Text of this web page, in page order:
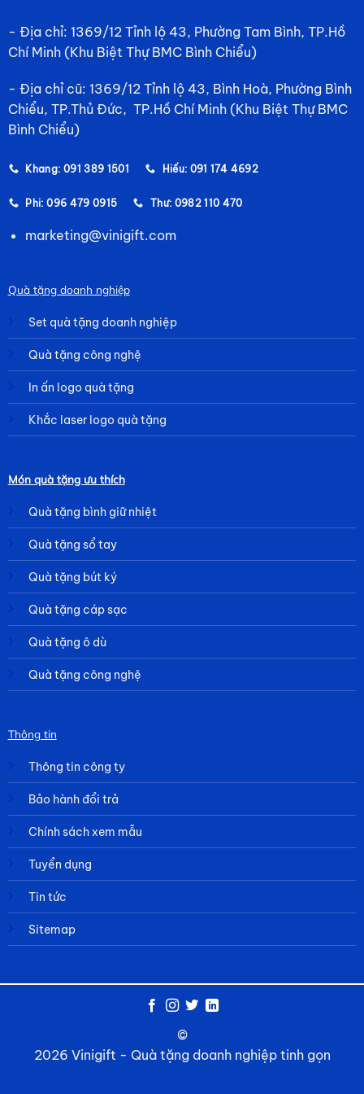
- Địa chỉ: 1369/12 Tỉnh lộ 43, Phường Tam Bình, TP.Hồ
Chí Minh (Khu Biệt Thự BMC Bình Chiểu)
- Địa chỉ cũ: 1369/12 Tỉnh lộ 43, Bình Hoà, Phường Bình
Chiểu, TP.Thủ Đức, TP.Hồ Chí Minh (Khu Biệt Thự BMC
Bình Chiểu)
Khang: 091 389 1501 Hiếu: 091 174 4692
Phi: 096 479 0915 Thư: 0982 110 470
marketing@vinigift.com
Quà tặng doanh nghiệp
Set quà tặng doanh nghiệp
Quà tặng công nghệ
In ấn logo quà tặng
Khắc laser logo quà tặng
Món quà tặng ưu thích
Quà tặng bình giữ nhiệt
Quà tặng sổ tay
Quà tặng bút ký
Quà tặng cáp sạc
Quà tặng ô dù
Quà tặng công nghệ
Thông tin
Thông tin công ty
Bảo hành đổi trả
Chính sách xem mẫu
Tuyển dụng
Tin tức
Sitemap
©
2026 Vinigift - Quà tặng doanh nghiệp tinh gọn